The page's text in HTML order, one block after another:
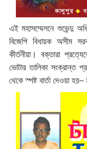
এই মহাসম্মেলনে শুভেন্দু
বিজেপি বিধায়ক অসীম
কীর্তনীয়া। বক্তারা
ভোটার তালিকা সংক্রান্ত
থেকে স্পষ্ট বার্তা দেওয়া